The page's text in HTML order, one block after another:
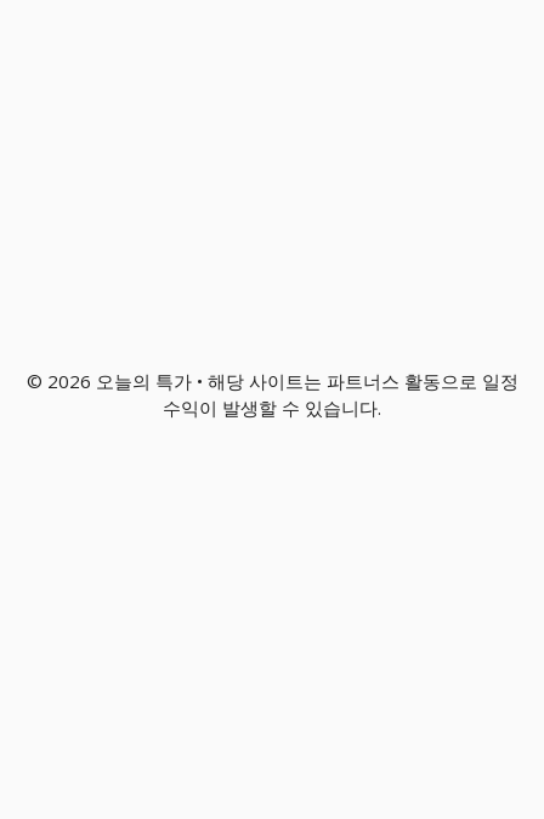
© 2026 오늘의 특가 • 해당 사이트는 파트너스 활동으로 일정
수익이 발생할 수 있습니다.